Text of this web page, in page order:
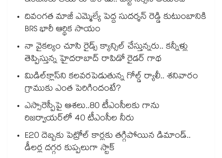
దివంగత మాజీ ఎమ్మెల్యే పెద్ద సుదర్శన్ రెడ్డి కుటుంబానికి
BRS భారీ ఆర్థిక సాయం
నా వైకల్యం చూసి రైడ్స్ క్యాన్సిల్ చేస్తున్నరు.. కన్నీళ్లు
తెప్పిస్తున్న హైదరాబాద్ రాపిడో రైడర్ గాథ
మిడిల్‌క్లాస్‌ని కలవరపెడుతున్న గోల్డ్ ర్యాలీ.. శనివారం
గ్రాముకు ఎంత పెరిగిందంటే?
ఎస్సారెస్పీపై ఆశలు..80 టీఎంసీలకు గాను
రిజర్వాయర్‌‌‌‌‌‌‌‌‌‌‌‌‌‌‌‌లో 40 టీఎంసీల నీరు
E20 దెబ్బకు పెట్రోల్ కార్లకు తగ్గిపోయిన డిమాండ్..
డీలర్ల దగ్గర కుప్పలుగా స్టాక్